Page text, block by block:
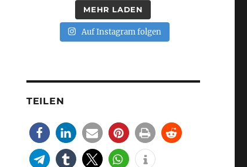
MEHR LADEN
Auf Instagram folgen
TEILEN